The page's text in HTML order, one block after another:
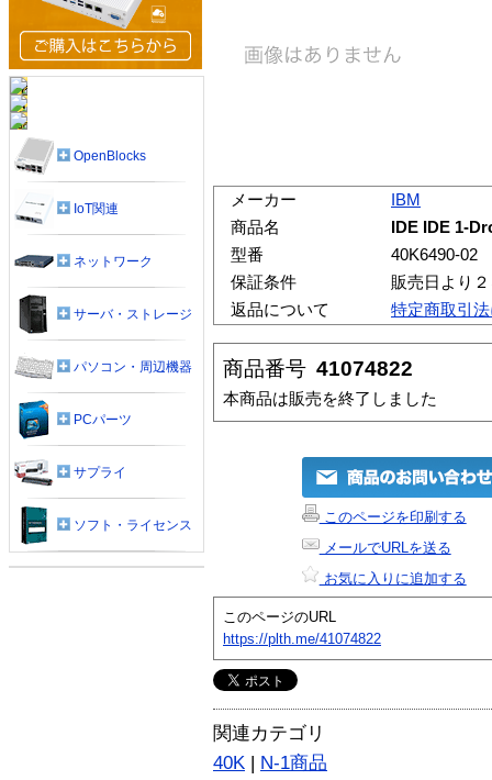
メーカー
IBM
商品名
IDE IDE 1-
型番
40K6490-02
保証条件
販売日より
返品について
特定商取引
商品番号 41074822
本商品は販売を終了しました
このページを印刷する
メールでURLを送る
お気に入りに追加する
このページのURL
https://plth.me/41074822
関連カテゴリ
40K | N-1商品
OpenBlocks
IoT関連
ネットワーク
サーバ・ストレージ
パソコン・周辺機器
PCパーツ
サプライ
ソフト・ライセンス